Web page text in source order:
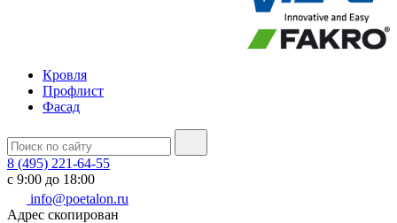
Кровля
Профлист
Фасад
8 (495) 221-64-55
с 9:00 до 18:00
info@poetalon.ru
Адрес скопирован